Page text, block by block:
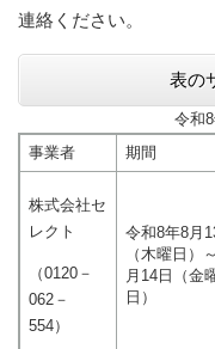
連絡ください。
表の
令和
事業者
期間
株式会社セ
レクト
（0120－
062－
554）
令和8年8月
（木曜日）
月14日（金
日）